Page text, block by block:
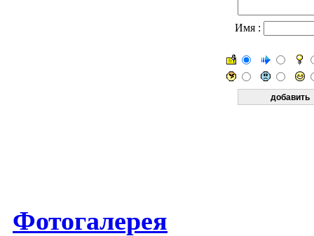
Имя :
Фотогалерея